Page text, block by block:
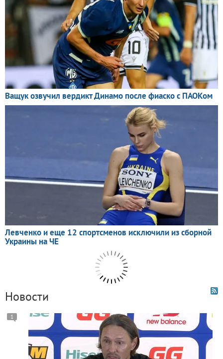
Новости
1